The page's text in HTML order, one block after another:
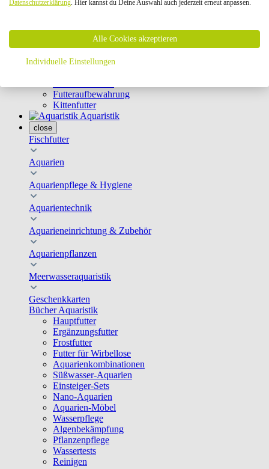
Geschirre & Leinen
Schutznetze
Kippfensterschutz
Katzenkameras
Futternäpfe
Futteraufbewahrung
Kittenfutter
Aquaristik
close
Fischfutter
Aquarien
Aquarienpflege & Hygiene
Aquarientechnik
Aquarieneinrichtung & Zubehör
Aquarienpflanzen
Meerwasseraquaristik
Geschenkkarten
Bücher Aquaristik
Hauptfutter
Ergänzungsfutter
Frostfutter
Futter für Wirbellose
Aquarienkombinationen
Süßwasser-Aquarien
Einsteiger-Sets
Nano-Aquarien
Aquarien-Möbel
Wasserpflege
Algenbekämpfung
Pflanzenpflege
Wassertests
Reinigen
Datenschutzerklärung. Hier kannst du Deine Auswahl auch jederzeit erneut anpassen.
Alle Cookies akzeptieren
Individuelle Einstellungen